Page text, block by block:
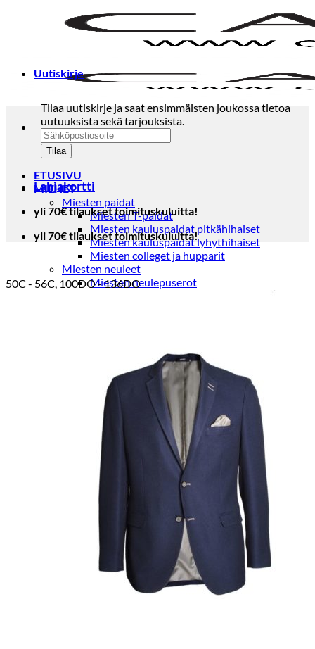
ETUSIVU
MIEHET
Miesten paidat
Miesten T-paidat
Miesten kauluspaidat pitkähihaiset
Miesten kauluspaidat lyhythihaiset
Miesten colleget ja hupparit
Miesten neuleet
Miesten neulepuserot
Miesten housut
Miesten farkut
Miesten collegehousut
Miesten shortsit
Miesten asusteet
Vyöt ja olkaimet
Solmiot, rusetit ja taskuliinat
Miesten päähineet, huivit ja käsineet
Miesten yöasut ja alusvaatteet
Miesten alusvaatteet
Miesten sukat
Miesten aamutakit ja kylpytakit
Miesten takit
Miesten nahkatakit
Miesten kevät-ja syystakit
Miesten villakangastakit
Miesten talvitakit
Uutiskirje
Tilaa uutiskirje ja saat ensimmäisten joukossa tietoa
uutuuksista sekä tarjouksista.
Lahjakortti
yli 70€ tilaukset toimituskuluitta!
yli 70€ tilaukset toimituskuluitta!
50C - 56C, 100DO - 136DO